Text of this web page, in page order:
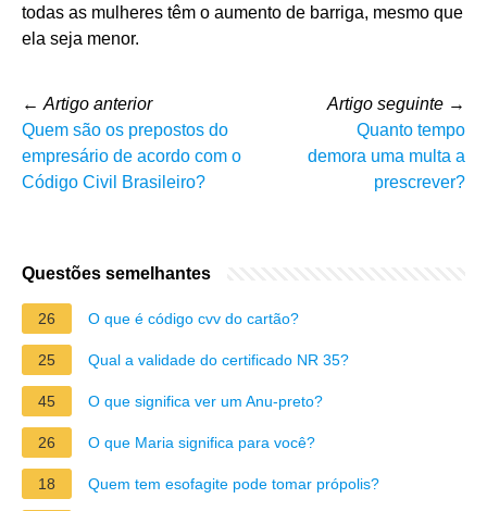
todas as mulheres têm o aumento de barriga, mesmo que
ela seja menor.
← Artigo anterior
Quem são os prepostos do
empresário de acordo com o
Código Civil Brasileiro?
Artigo seguinte →
Quanto tempo
demora uma multa a
prescrever?
Questões semelhantes
26 O que é código cvv do cartão?
25 Qual a validade do certificado NR 35?
45 O que significa ver um Anu-preto?
26 O que Maria significa para você?
18 Quem tem esofagite pode tomar própolis?